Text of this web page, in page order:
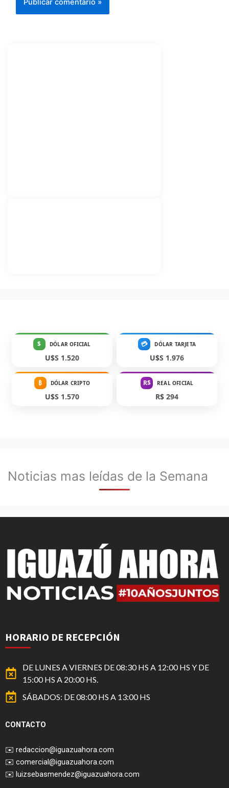
$ DÓLAR OFICIAL
U$S 1.520
💳 DÓLAR TARJETA
U$S 1.976
₿ DÓLAR CRIPTO
U$S 1.570
R$ REAL OFICIAL
R$ 294
Noticias mas leídas de la Semana
HORARIO DE RECEPCIÓN
DE LUNES A VIERNES DE 08:30 HS A 12:00 HS Y DE
15:00 HS A 20:00 HS.
SÁBADOS: DE 08:00 HS A 13:00 HS
CONTACTO
✉️ redaccion@iguazuahora.com
✉️ comercial@iguazuahora.com
✉️ luizsebasmendez@iguazuahora.com